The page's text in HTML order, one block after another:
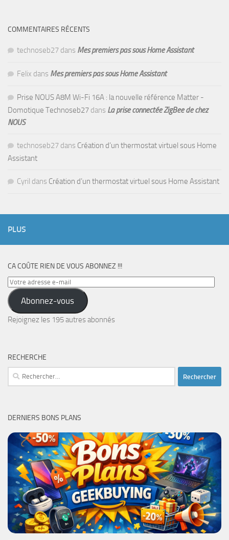
COMMENTAIRES RÉCENTS
technoseb27 dans Mes premiers pas sous Home Assistant
Felix dans Mes premiers pas sous Home Assistant
Prise NOUS A8M Wi-Fi 16A : la nouvelle référence Matter -
Domotique Technoseb27 dans La prise connectée ZigBee de chez
NOUS
technoseb27 dans Création d’un thermostat virtuel sous Home
Assistant
Cyril dans Création d’un thermostat virtuel sous Home Assistant
PLUS
CA COÛTE RIEN DE VOUS ABONNEZ !!!
Votre
adresse
e-
mail
Abonnez-vous
Rejoignez les 195 autres abonnés
RECHERCHE
Rechercher :
DERNIERS BONS PLANS